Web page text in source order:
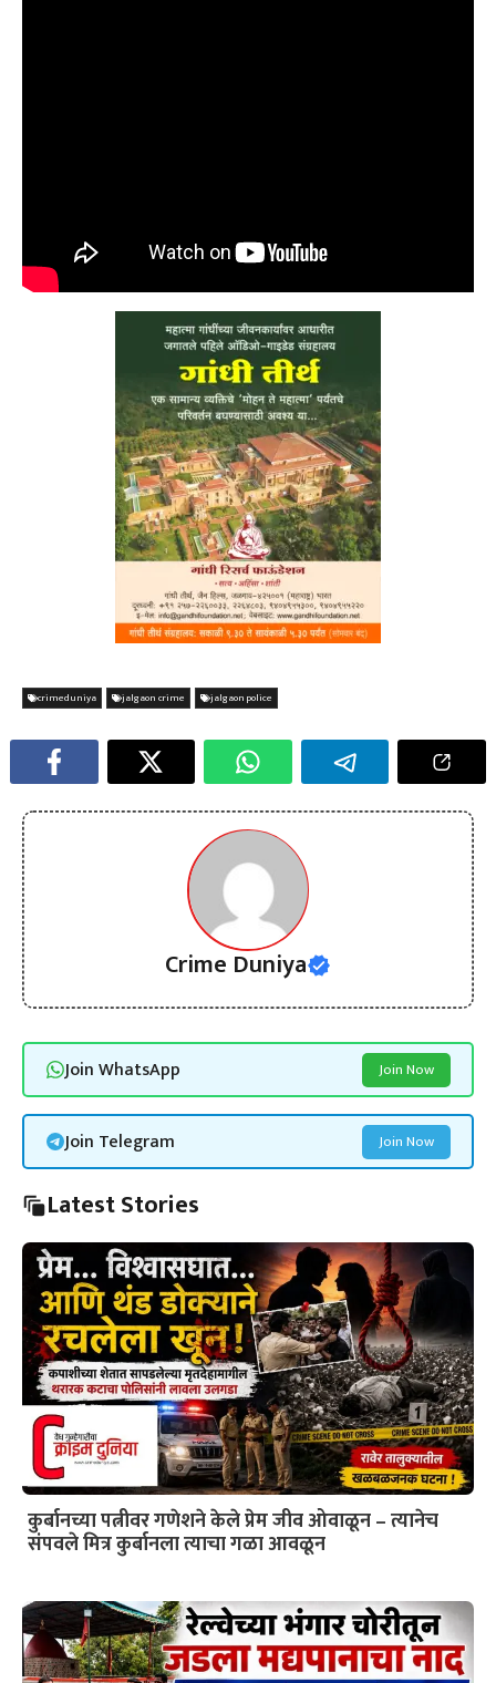
crimeduniya jalgaon crime jalgaon police
Crime Duniya
Join WhatsApp Join Now
Join Telegram Join Now
Latest Stories
कुर्बानच्या पत्नीवर गणेशने केले प्रेम जीव ओवाळून – त्यानेच
संपवले मित्र कुर्बानला त्याचा गळा आवळून